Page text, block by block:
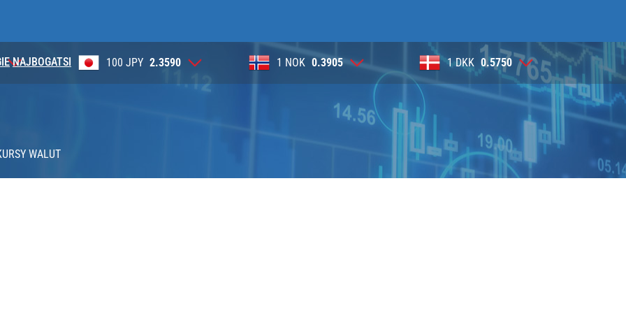
NAJBOGATSI 1 NOK 0.3905 1 DKK 0.5750 1 SEK 0.3931
WALUT